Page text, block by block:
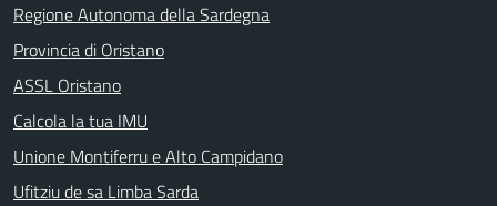
Regione Autonoma della Sardegna
Provincia di Oristano
ASSL Oristano
Calcola la tua IMU
Unione Montiferru e Alto Campidano
Ufitziu de sa Limba Sarda